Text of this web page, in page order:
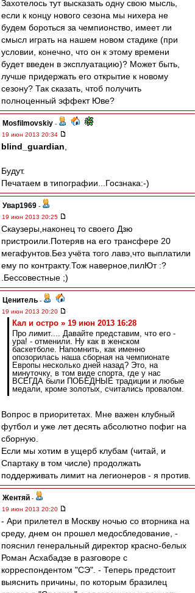
Захотелось тут высказать одну свою мысль,
если к концу нового сезона мы нихера не
будем бороться за чемпионство, имеет ли
смысл играть на нашем новом стадике (при
условии, конечно, что он к этому времени
будет введен в эксплуатацию)? Может быть,
лучше придержать его открытие к новому
сезону? Так сказать, чтоб получить
полноценный эффект Юве?
Mosfilmovskiy -
19 июн 2013 20:34
blind_guardian
Будут.
Печатаем в типографии...Госзнака:-)
Увар1969 -
19 июн 2013 20:25
Скаузеры,наконец то своего Дзю
пристроили.Потеряв на его трансфере 20
мегафунтов.Без учёта того лавэ,что выплатили
ему по контракту.Тож наверное,пилЮт :?
.Бессовестные ;)
Ценитель -
19 июн 2013 20:20
Кал и остро » 19 июн 2013 16:28
Про лимит.... Давайте представим, что его -
ура! - отменили. Ну как в женском
баскетболе. Напомнить, как именно
опозорилась наша сборная на чемпионате
Европы несколько дней назад? Это, на
минуточку, в том виде спорта, где у нас
ВСЕГДА были ПОБЕДНЫЕ традиции и любые
медали, кроме золотых, считались провалом.
Вопрос в приоритетах. Мне важен клубный
футбол и уже лет десять абсолютно пофиг на
сборную.
Если мы хотим в ущерб клубам (читай, и
Спартаку в том числе) продолжать
поддерживать лимит на легионеров - я против.
Жентяй -
19 июн 2013 20:20
- Ари прилетел в Москву ночью со вторника на
среду, днем он прошел медосбледование, -
пояснил генеральный директор красно-белых
Роман Асхабадзе в разговоре с
корреспондентом "СЭ". - Теперь предстоит
выяснить причины, по которым бразилец